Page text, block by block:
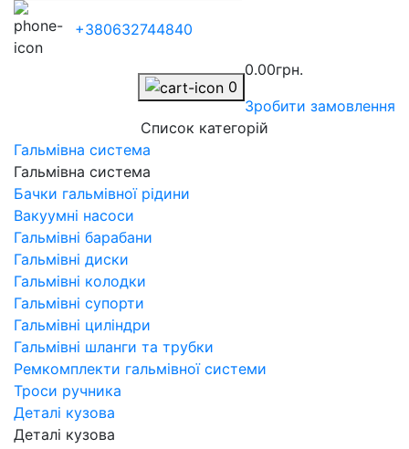
+380632744840
0
0.00грн.
Зробити замовлення
Список категорій
Гальмівна система
Гальмівна система
Бачки гальмівної рідини
Вакуумні насоси
Гальмівні барабани
Гальмівні диски
Гальмівні колодки
Гальмівні супорти
Гальмівні циліндри
Гальмівні шланги та трубки
Ремкомплекти гальмівної системи
Троси ручника
Деталі кузова
Деталі кузова